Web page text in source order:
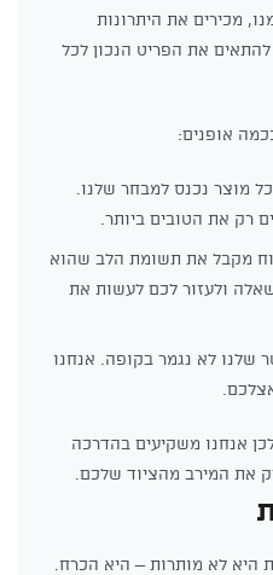
מכירים את היתרונות
להתאים את הפריט הנכון לכל
אופנים:
מוצר נכנס למבחר שלנו.
רק את הטובים ביותר.
מקבל את תשומת הלב שהוא
ולעזור לכם לעשות את
שלנו לא נגמר בקופה. אנחנו
אנחנו משקיעים בהדרכה
את המירב מהציוד שלכם.
היא לא מותרות – היא הכרח.